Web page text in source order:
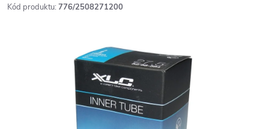
Kód produktu: 776/2508271200